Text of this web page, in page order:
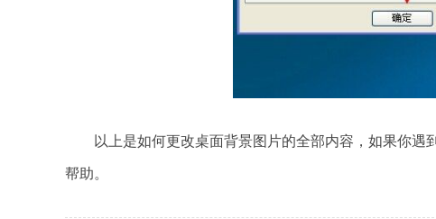
以上是如何更改桌面背景图片的全部内容，如果你遇
帮助。